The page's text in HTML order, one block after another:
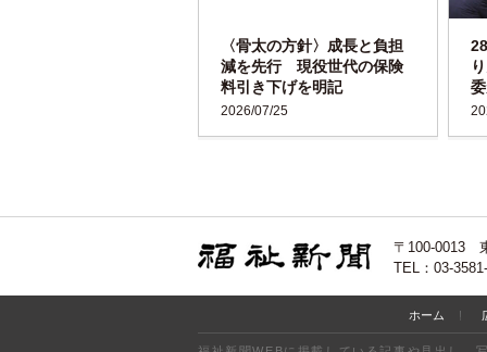
2026/07/25
〈骨太の方針〉成長と負担
減を先行 現役世代の保険
料引き下げを明記
〒100-0013
TEL：03-
ホーム